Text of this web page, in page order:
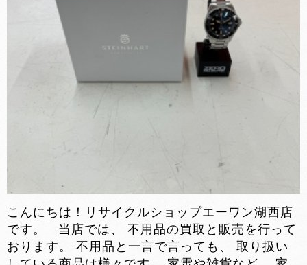
こんにちは！リサイクルショップエーワン湖西店
です。 当店では、 不用品の買取と販売を行って
おります。 不用品と一言で言っても、 取り扱い